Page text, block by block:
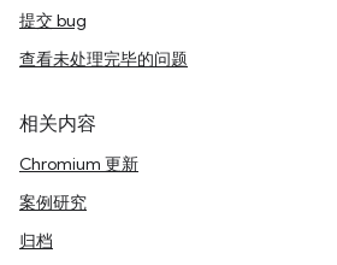
提交 bug
查看未处理完毕的问题
相关内容
Chromium 更新
案例研究
归档